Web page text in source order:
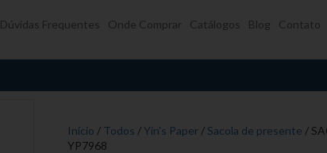
Dúvidas Frequentes Onde Comprar Catálogos Blog Contato
Início / Todos /Yin's Paper / Sacola de presente /
YP7968